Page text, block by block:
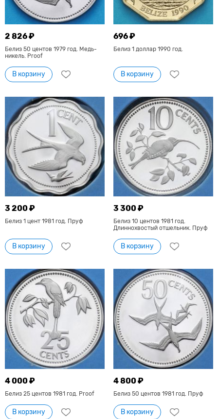
2 826 ₽
Белиз 50 центов 1979 год. Медь-
никель. Proof
В корзину
696 ₽
Белиз 1 доллар 1990 год.
В корзину
3 200 ₽
Белиз 1 цент 1981 год. Пруф
В корзину
3 300 ₽
Белиз 10 центов 1981 год.
Длиннохвостый отшельник. Пруф
В корзину
4 000 ₽
Белиз 25 центов 1981 год. Proof
В корзину
4 800 ₽
Белиз 50 центов 1981 год. Пруф
В корзину